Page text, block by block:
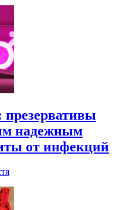
презервативы
надежным
от инфекций